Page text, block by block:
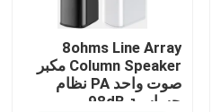
8ohms Line Array
Column Speaker مكبر
صوت واحد PA نظام
حساسية 98dB